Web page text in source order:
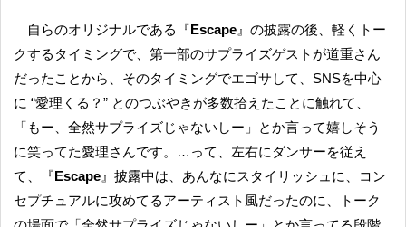
自らのオリジナルである『Escape 』の披露の後、軽くトー
クするタイミングで、第一部のサプライズゲストが道重さん
だったことから、そのタイミングでエゴサして、SNSを中心
に “愛理くる？” とのつぶやきが多数拾えたことに触れて、
「もー、全然サプライズじゃないしー」とか言って嬉しそう
に笑ってた愛理さんです。…って、左右にダンサーを従え
て、『Escape 』披露中は、あんなにスタイリッシュに、コン
セプチュアルに攻めてるアーティスト風だったのに、トーク